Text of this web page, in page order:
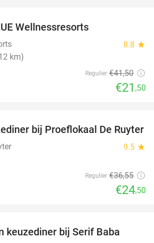
Wellnessresorts
8.8 star
km)
Regulier €41,50
€21 ,50
33%
bij Proeflokaal De Ruyter
9.5 star
Regulier €36,55
€24,50
keuzediner bij Serif Baba